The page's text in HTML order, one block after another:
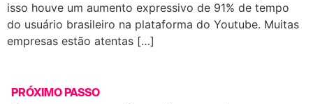
isso houve um aumento expressivo de 91% de tempo
do usuário brasileiro na plataforma do Youtube. Muitas
empresas estão atentas […]
PRÓXIMO PASSO